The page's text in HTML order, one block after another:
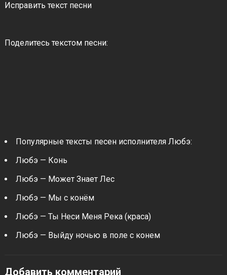
Исправить текст песни
Поделитесь текстом песни:
Популярные тексты песен исполнителя Любэ:
Любэ — Конь
Любэ — Может Знает Лес
Любэ — Мы с конём
Любэ — Ты Неси Меня Река (краса)
Любэ — Выйду ночью в поле с конем
Добавить комментарий